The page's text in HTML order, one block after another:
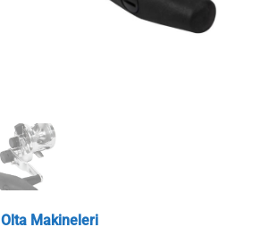
Olta Makineleri